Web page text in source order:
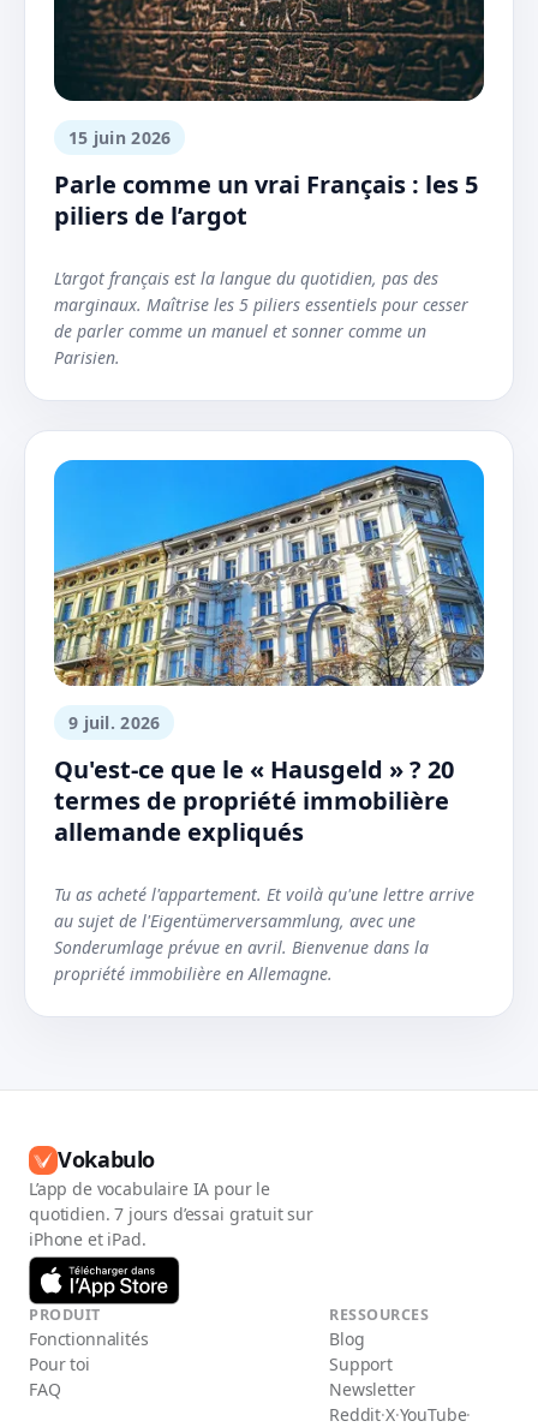
15 juin 2026
Parle comme un vrai Français : les 5
piliers de l’argot
L’argot français est la langue du quotidien, pas des
marginaux. Maîtrise les 5 piliers essentiels pour cesser
de parler comme un manuel et sonner comme un
Parisien.
9 juil. 2026
Qu'est-ce que le « Hausgeld » ? 20
termes de propriété immobilière
allemande expliqués
Tu as acheté l'appartement. Et voilà qu'une lettre arrive
au sujet de l'Eigentümerversammlung, avec une
Sonderumlage prévue en avril. Bienvenue dans la
propriété immobilière en Allemagne.
Vokabulo
L’app de vocabulaire IA pour le
quotidien. 7 jours d’essai gratuit sur
iPhone et iPad.
PRODUIT
Fonctionnalités
Pour toi
FAQ
RESSOURCES
Blog
Support
Newsletter
Reddit·X·YouTube·